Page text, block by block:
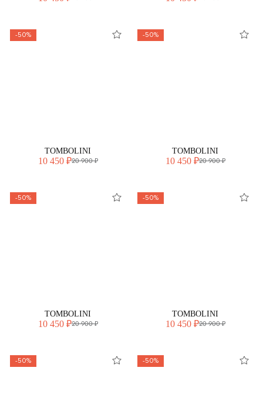
-50%
TOMBOLINI
10 450 ₽20 900 ₽
-50%
TOMBOLINI
10 450 ₽20 900 ₽
-50%
TOMBOLINI
10 450 ₽20 900 ₽
-50%
TOMBOLINI
10 450 ₽20 900 ₽
-50% -50%